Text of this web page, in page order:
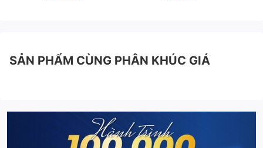
SẢN PHẨM CÙNG PHÂN KHÚC GIÁ